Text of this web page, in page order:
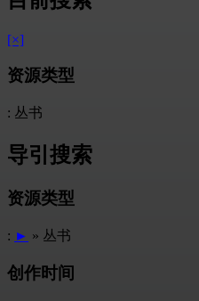
[×]
资源类型
: 丛书
导引搜索
资源类型
: ► » 丛书
创作时间